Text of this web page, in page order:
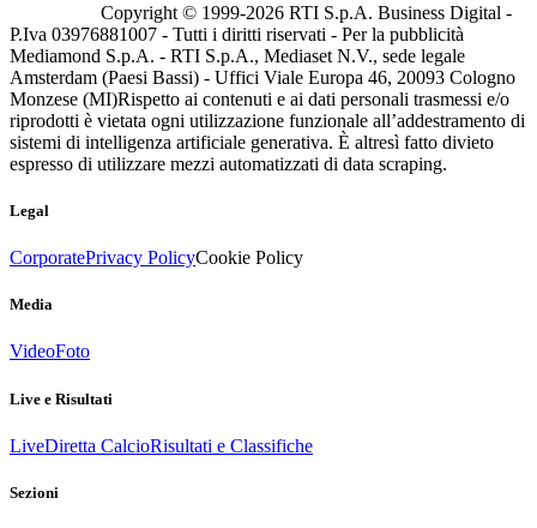
Copyright © 1999-2026 RTI S.p.A. Business Digital -
P.Iva 03976881007 - Tutti i diritti riservati - Per la pubblicità
Mediamond S.p.A. - RTI S.p.A., Mediaset N.V., sede legale
Amsterdam (Paesi Bassi) - Uffici Viale Europa 46, 20093 Cologno
Monzese (MI)Rispetto ai contenuti e ai dati personali trasmessi e/o
riprodotti è vietata ogni utilizzazione funzionale all’addestramento di
sistemi di intelligenza artificiale generativa. È altresì fatto divieto
espresso di utilizzare mezzi automatizzati di data scraping.
Legal
CorporatePrivacy PolicyCookie Policy
Media
VideoFoto
Live e Risultati
LiveDiretta CalcioRisultati e Classifiche
Sezioni